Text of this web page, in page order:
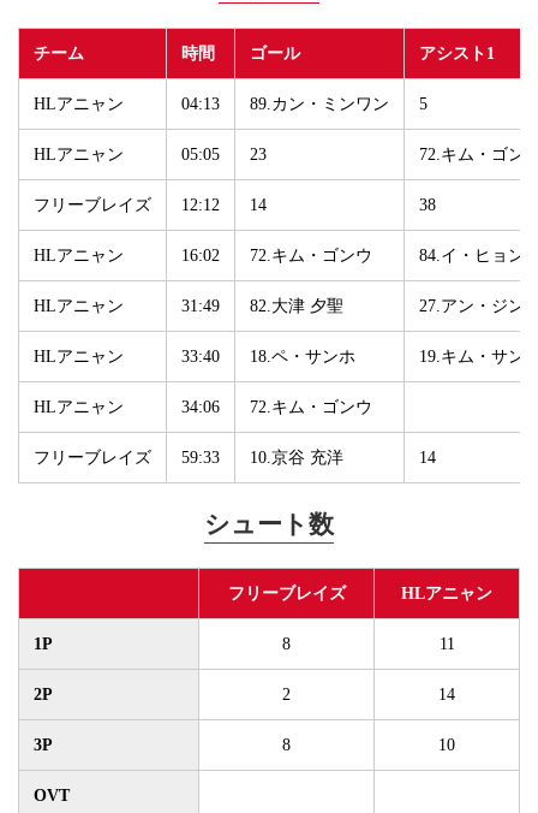
チーム 時間 ゴール アシスト1
HLアニャン 04:13 89.カン・ミンワン 5
HLアニャン 05:05 23 72.キム・ゴン
フリーブレイズ 12:12 14 38
HLアニャン 16:02 72.キム・ゴンウ 84.イ・ヒョン
HLアニャン 31:49 82.大津 夕聖 27.アン・ジン
HLアニャン 33:40 18.ペ・サンホ 19.キム・サン
HLアニャン 34:06 72.キム・ゴンウ
フリーブレイズ 59:33 10.京谷 充洋 14
シュート数
フリーブレイズ HLアニャン
1P 8 11
2P 2 14
3P 8 10
OVT